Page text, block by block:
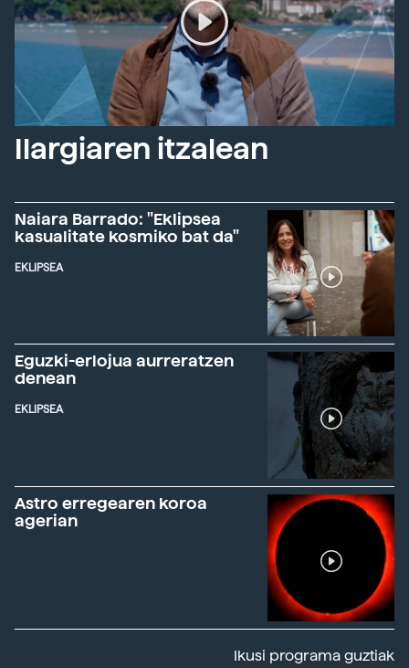
Ilargiaren itzalean
Naiara Barrado: "Eklipsea
kasualitate kosmiko bat da"
EKLIPSEA
Eguzki-erlojua aurreratzen
denean
EKLIPSEA
Astro erregearen koroa
agerian
Ikusi programa guztiak